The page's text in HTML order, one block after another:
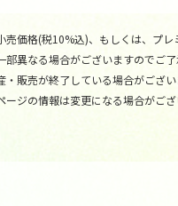
価格(税10%込)、もしくは、プレ
異なる場合がございますのでご了
販売が終了している場合がござい
ジの情報は変更になる場合がござ